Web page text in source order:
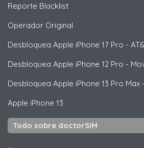
Reporte Blacklist
Operador Original
Desbloquea Apple iPhone 17 Pro -
Desbloquea Apple iPhone 12 Pro -
Desbloquea Apple iPhone 13 Pro Max
Apple iPhone 13
Todo sobre doctorSIM